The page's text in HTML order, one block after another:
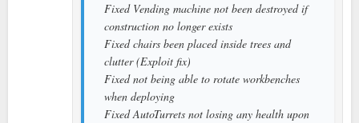
Fixed Vending machine not been destroyed if
construction no longer exists
Fixed chairs been placed inside trees and
clutter (Exploit fix)
Fixed not being able to rotate workbenches
when deploying
Fixed AutoTurrets not losing any health upon